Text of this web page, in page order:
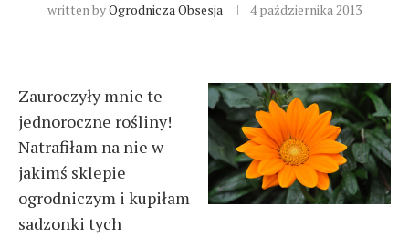
written byOgrodnicza Obsesja 4 października 2013
Zauroczyły mnie te
jednoroczne rośliny!
Natrafiłam na nie w
jakimś sklepie
ogrodniczym i kupiłam
sadzonki tych